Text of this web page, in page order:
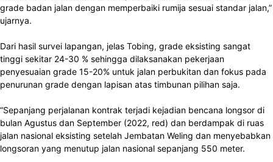
grade badan jalan dengan memperbaiki rumija sesuai standar jalan,”
ujarnya.
Dari hasil survei lapangan, jelas Tobing, grade eksisting sangat
tinggi sekitar 24-30 % sehingga dilaksanakan pekerjaan
penyesuaian grade 15-20% untuk jalan perbukitan dan fokus pada
penurunan grade dengan lapisan atas timbunan pilihan saja.
“Sepanjang perjalanan kontrak terjadi kejadian bencana longsor di
bulan Agustus dan September (2022, red) dan berdampak di ruas
jalan nasional eksisting setelah Jembatan Weling dan menyebabkan
longsoran yang menutup jalan nasional sepanjang 550 meter.